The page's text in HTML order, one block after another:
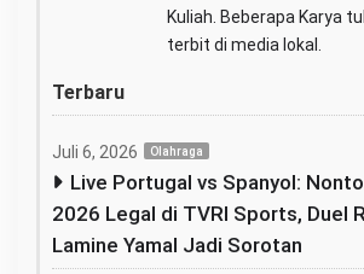
Kuliah. Beberapa Karya
terbit di media lokal.
Terbaru
Juli 6, 2026 Olahraga
Live Portugal vs Spanyol:
2026 Legal di TVRI Sports, Duel
Lamine Yamal Jadi Sorotan